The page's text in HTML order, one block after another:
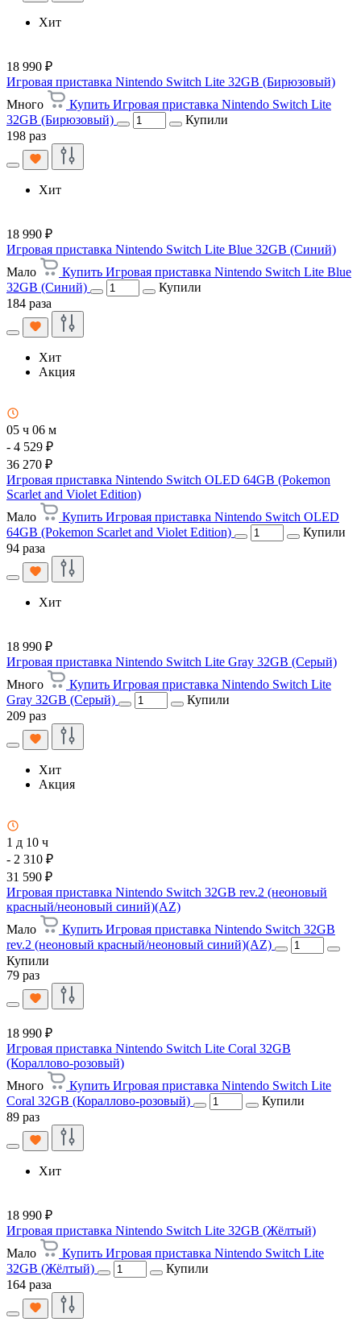
Хит
18 990 ₽
Игровая приставка Nintendo Switch Lite 32GB (Бирюзовый)
Много
Купить Игровая приставка Nintendo Switch Lite
32GB (Бирюзовый)
Купили
198 раз
Хит
18 990 ₽
Игровая приставка Nintendo Switch Lite Blue 32GB (Синий)
Мало
Купить Игровая приставка Nintendo Switch Lite Blue
32GB (Синий)
Купили
184 раза
Хит
Акция
05 ч 06 м
- 4 529 ₽
36 270 ₽
Игровая приставка Nintendo Switch OLED 64GB (Pokemon
Scarlet and Violet Edition)
Мало
Купить Игровая приставка Nintendo Switch OLED
64GB (Pokemon Scarlet and Violet Edition)
Купили
94 раза
Хит
18 990 ₽
Игровая приставка Nintendo Switch Lite Gray 32GB (Серый)
Много
Купить Игровая приставка Nintendo Switch Lite
Gray 32GB (Серый)
Купили
209 раз
Хит
Акция
1 д 10 ч
- 2 310 ₽
31 590 ₽
Игровая приставка Nintendo Switch 32GB rev.2 (неоновый
красный/неоновый синий)(AZ)
Мало
Купить Игровая приставка Nintendo Switch 32GB
rev.2 (неоновый красный/неоновый синий)(AZ)
Купили
79 раз
18 990 ₽
Игровая приставка Nintendo Switch Lite Coral 32GB
(Кораллово-розовый)
Много
Купить Игровая приставка Nintendo Switch Lite
Coral 32GB (Кораллово-розовый)
Купили
89 раз
Хит
18 990 ₽
Игровая приставка Nintendo Switch Lite 32GB (Жёлтый)
Мало
Купить Игровая приставка Nintendo Switch Lite
32GB (Жёлтый)
Купили
164 раза